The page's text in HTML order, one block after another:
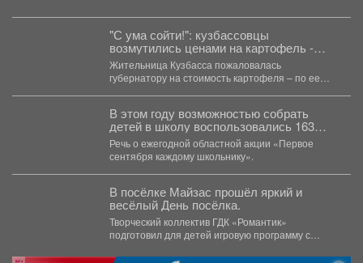
"С ума сойти!": кузбассовцы
возмутились ценами на картофель -
власти ответили
Жительница Кузбасса пожаловалась
губернатору на стоимость картофеля – по ее
В этом году возможностью собрать
детей в школу воспользовались 163
малообеспеченные семьи
Междуреченска.
Речь о ежегодной областной акции «Первое
сентября каждому школьнику».
В посёлке Майзас прошёл яркий и
весёлый День посёлка.
Творческий коллектив ГДК «Романтик»
подготовил для детей игровую программу с